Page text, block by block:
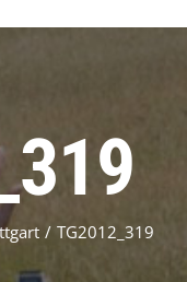
/ TG2012_319